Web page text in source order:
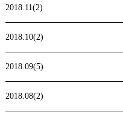
2018.11(2)
2018.10(2)
2018.09(5)
2018.08(2)